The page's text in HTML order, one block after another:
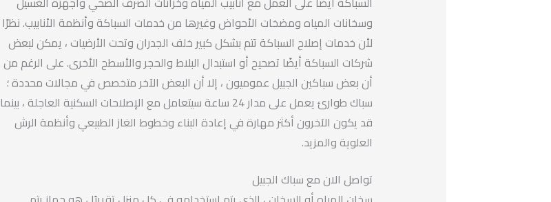
وسخانات المياه ومضخات الأحواض وغيرها من خدمات السباكة وأنظمة الأنابيب. نظرًا
لأن خدمات إصلاح السباكة تتم بشكل كبير خلف الجدران وتحت الأرضيات ، يمكن لبعض
شركات السباكة أيضًا تصحيح أو استبدال البلاط والحجر والأسطح الأخرى. على الرغم من
أن بعض سباكين الجبيل عموميون ، إلا أن البعض الآخر متخصص في مجالات محددة ؛
سباك طوارئ يعمل على مدار 24 ساعة سيتعامل مع الإصلاحات السكنية العاجلة ، بينما
قد يكون الآخرون أكثر مهارة في إعادة البناء وخطوط الغاز الطبيعي وأنظمة الرش
العلوية والمزيد.
تواصل الان مع سباك الجبيل